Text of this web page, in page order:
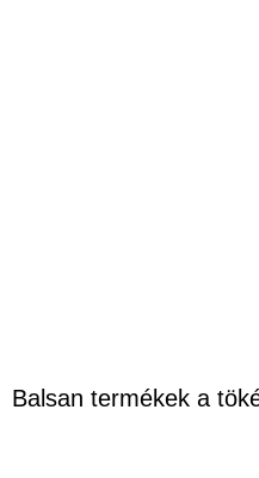
Balsan termékek a